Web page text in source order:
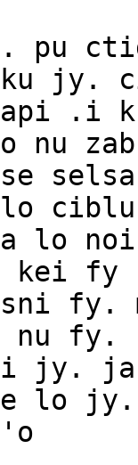
pu
jy.
.i
nu
lo
fy
fy.
nu fy.
jy.
jy.